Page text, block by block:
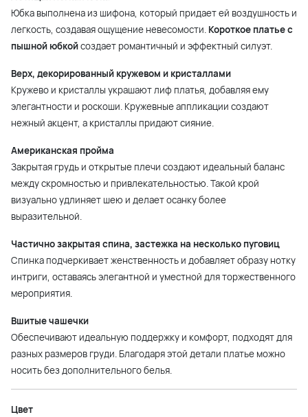
Юбка выполнена из шифона, который придает ей воздушность и
легкость, создавая ощущение невесомости. Короткое платье с
пышной юбкойсоздает романтичный и эффектный силуэт.
Верх, декорированный кружевом и кристаллами
Кружево и кристаллы украшают лиф платья, добавляя ему
элегантности и роскоши. Кружевные аппликации создают
нежный акцент, а кристаллы придают сияние.
Американская пройма
Закрытая грудь и открытые плечи создают идеальный баланс
между скромностью и привлекательностью. Такой крой
визуально удлиняет шею и делает осанку более
выразительной.
Частично закрытая спина, застежка на несколько пуговиц
Спинка подчеркивает женственность и добавляет образу нотку
интриги, оставаясь элегантной и уместной для торжественного
мероприятия.
Вшитые чашечки
Обеспечивают идеальную поддержку и комфорт, подходят для
разных размеров груди. Благодаря этой детали платье можно
носить без дополнительного белья.
Цвет